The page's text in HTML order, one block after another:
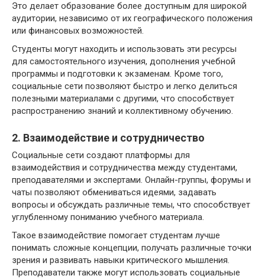
Это делает образование более доступным для широкой
аудитории, независимо от их географического положения
или финансовых возможностей.
Студенты могут находить и использовать эти ресурсы
для самостоятельного изучения, дополнения учебной
программы и подготовки к экзаменам. Кроме того,
социальные сети позволяют быстро и легко делиться
полезными материалами с другими, что способствует
распространению знаний и коллективному обучению.
2. Взаимодействие и сотрудничество
Социальные сети создают платформы для
взаимодействия и сотрудничества между студентами,
преподавателями и экспертами. Онлайн-группы, форумы и
чаты позволяют обмениваться идеями, задавать
вопросы и обсуждать различные темы, что способствует
углубленному пониманию учебного материала.
Такое взаимодействие помогает студентам лучше
понимать сложные концепции, получать различные точки
зрения и развивать навыки критического мышления.
Преподаватели также могут использовать социальные